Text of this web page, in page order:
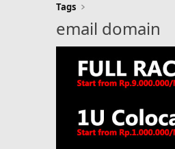
Tags
email domain